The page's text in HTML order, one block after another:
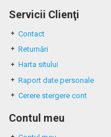
Servicii Clienţi
Contact
Returnări
Harta sitului
Raport date personale
Cerere stergere cont
Contul meu